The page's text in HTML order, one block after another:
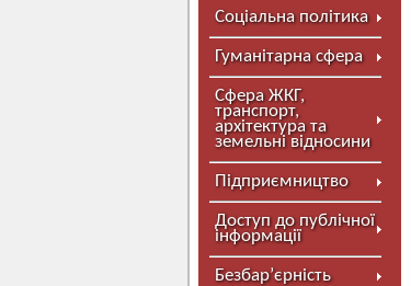
Соціальна політика
Гуманітарна сфера
Сфера ЖКГ,
транспорт,
архітектура та
земельні відносини
Підприємництво
Доступ до публічної
інформації
Безбар’єрність